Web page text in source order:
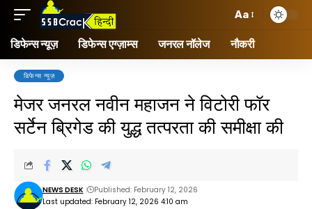
Aa
डिफेन्स न्यूज़ डिफेन्स एग्ज़ाम्स जनरल नॉलेज नौकरी
डिफेन्स न्यूज़
मेजर जनरल नवीन महाजन ने वि‍टोरी फॉर
सर्टेन ब्रिगेड की युद्ध तत्परता की समीक्षा की
Last updated: February 12, 2026 4:10 am
NEWS DESK Published: February 12, 2026